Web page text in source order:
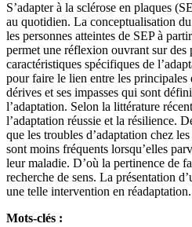
S’adapter à la sclérose en plaques
au quotidien. La conceptualisation
les personnes atteintes de SEP à
permet une réflexion ouvrant sur des
caractéristiques spécifiques de
pour faire le lien entre les principales
dérives et ses impasses qui sont
l’adaptation. Selon la littérature
l’adaptation réussie et la résilience.
que les troubles d’adaptation chez
sont moins fréquents lorsqu’elles
leur maladie. D’où la pertinence de
recherche de sens. La présentation
une telle intervention en réadaptation.
Mots-clés :